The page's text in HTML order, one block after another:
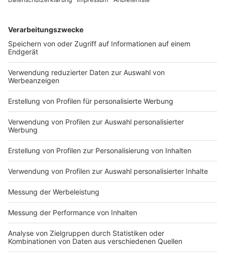
So berichtet D.Sports
So haben wir im vergangenen Jahr berichtet
Das ist Padel
Anzeige
Folge uns für mehr News & Updates:
Instagram |Facebook|
Anzeige